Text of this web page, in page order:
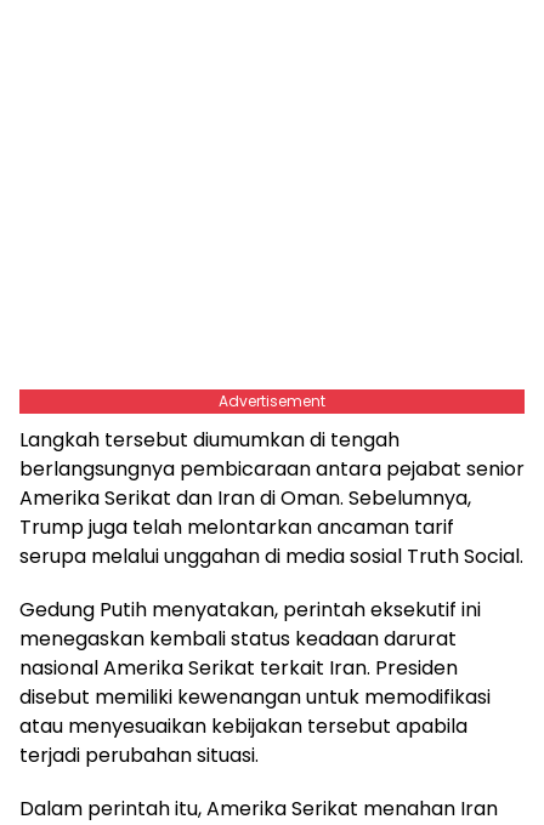
Advertisement
Langkah tersebut diumumkan di tengah
berlangsungnya pembicaraan antara pejabat senior
Amerika Serikat dan Iran di Oman. Sebelumnya,
Trump juga telah melontarkan ancaman tarif
serupa melalui unggahan di media sosial Truth Social.
Gedung Putih menyatakan, perintah eksekutif ini
menegaskan kembali status keadaan darurat
nasional Amerika Serikat terkait Iran. Presiden
disebut memiliki kewenangan untuk memodifikasi
atau menyesuaikan kebijakan tersebut apabila
terjadi perubahan situasi.
Dalam perintah itu, Amerika Serikat menahan Iran